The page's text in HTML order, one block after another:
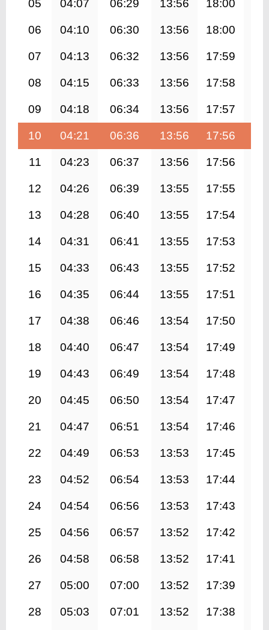
05 04:07 06:29 13:56 18:00
06 04:10 06:30 13:56 18:00
07 04:13 06:32 13:56 17:59
08 04:15 06:33 13:56 17:58
09 04:18 06:34 13:56 17:57
10 04:21 06:36 13:56 17:56
11 04:23 06:37 13:56 17:56
12 04:26 06:39 13:55 17:55
13 04:28 06:40 13:55 17:54
14 04:31 06:41 13:55 17:53
15 04:33 06:43 13:55 17:52
16 04:35 06:44 13:55 17:51
17 04:38 06:46 13:54 17:50
18 04:40 06:47 13:54 17:49
19 04:43 06:49 13:54 17:48
20 04:45 06:50 13:54 17:47
21 04:47 06:51 13:54 17:46
22 04:49 06:53 13:53 17:45
23 04:52 06:54 13:53 17:44
24 04:54 06:56 13:53 17:43
25 04:56 06:57 13:52 17:42
26 04:58 06:58 13:52 17:41
27 05:00 07:00 13:52 17:39
28 05:03 07:01 13:52 17:38